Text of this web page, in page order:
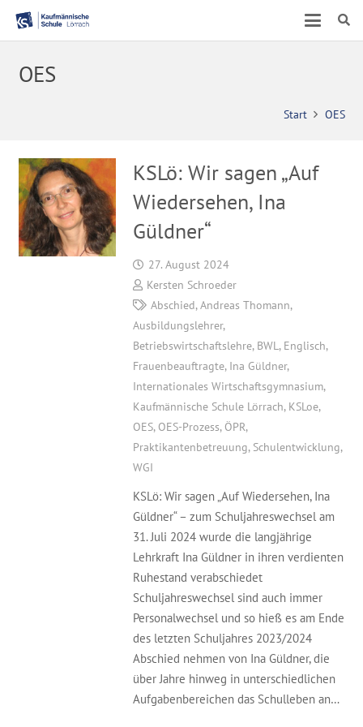
OES
Start OES
KSLö: Wir sagen „Auf
Wiedersehen, Ina
Güldner“
27. August 2024
Kersten Schroeder
Abschied, Andreas Thomann,
Ausbildungslehrer,
Betriebswirtschaftslehre, BWL , Englisch,
Frauenbeauftragte, Ina Güldner,
Internationales Wirtschaftsgymnasium,
Kaufmännische Schule Lörrach, KSLoe,
OES, OES-Prozess, ÖPR,
Praktikantenbetreuung, Schulentwicklung,
WGI
KSLö: Wir sagen „Auf Wiedersehen, Ina
Güldner“ – zum Schuljahreswechsel am
31. Juli 2024 wurde die langjährige
Lehrkraft Ina Güldner in ihren verdienten
Ruhestand verabschiedet
Schuljahreswechsel sind auch immer
Personalwechsel und so hieß es am Ende
des letzten Schuljahres 2023/2024
Abschied nehmen von Ina Güldner, die
über Jahre hinweg in unterschiedlichen
Aufgabenbereichen das Schulleben an…